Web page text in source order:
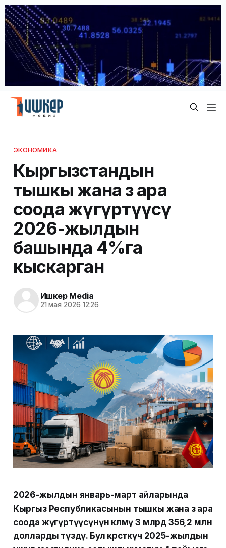
ЭКОНОМИКА
Кыргызстандын
тышкы жана өз ара
соода жүгүртүүсү
2026-жылдын
башында 4%га
кыскарган
Ишкер Media
21 мая 2026 12:26
2026-жылдын январь-март айларында
Кыргыз Республикасынын тышкы жана өз ара
соода жүгүртүүсүнүн көлөмү 3 млрд 356,2 млн
долларды түздү. Бул көрсөткүч 2025-жылдын